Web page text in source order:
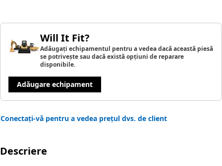
Will It Fit?
Adăugați echipamentul pentru a vedea dacă această piesă
se potrivește sau dacă există opțiuni de reparare
disponibile.
Adăugare echipament
Conectați-vă pentru a vedea prețul dvs. de client
Descriere